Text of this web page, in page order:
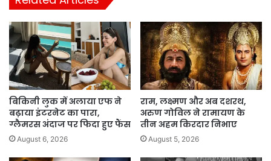
बिकिनी लुक में अलाया एफ ने
बढ़ाया इंटरनेट का पारा,
ग्लैमरस अंदाज पर फिदा हुए फैंस
August 6, 2026
राम, लक्ष्मण और अब दशरथ,
अरुण गोविल ने रामायण के
तीन अहम किरदार निभाए
August 5, 2026